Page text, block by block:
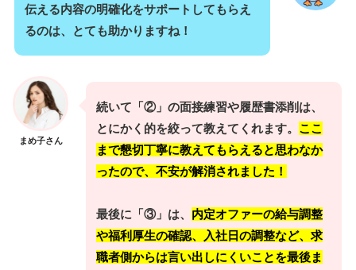
伝える内容の明確化をサポートしてもらえ
るのは、とても助かりますね！
まめ子さん
続いて「②」の面接練習や履歴書添削は、
とにかく的を絞って教えてくれます。 ここ
まで懇切丁寧に教えてもらえると思わなか
ったので、不安が解消されました！
最後に「③」は、 内定オファーの給与調整
や福利厚生の確認、入社日の調整など、求
職者側からは言い出しにくいことを最後ま